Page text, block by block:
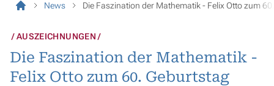
News Die Faszination der Mathematik - Felix Otto zum
AUSZEICHNUNGEN
Die Faszination der Mathematik -
Felix Otto zum 60. Geburtstag